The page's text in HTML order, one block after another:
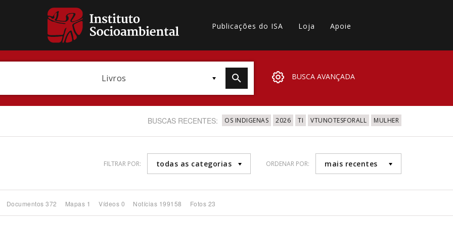
Publicações do ISA Loja Apoie
Livros BUSCA AVANÇADA
BUSCAS RECENTES: OS INDIGENAS 2026 TI VTUNOTESFORALL MULHER
FILTRAR POR: todas as categorias ORDENAR POR: mais recentes
Documentos 372 Mapas 1 Vídeos 0 Notícias 199158 Fotos 23